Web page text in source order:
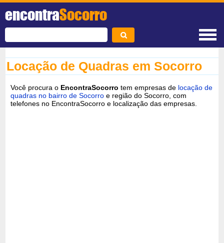
encontraSocorro
Locação de Quadras em Socorro
Você procura o EncontraSocorro tem empresas de locação de
quadras no bairro de Socorro e região do Socorro, com
telefones no EncontraSocorro e localização das empresas.